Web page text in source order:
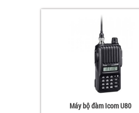
Máy bộ đàm Icom U80